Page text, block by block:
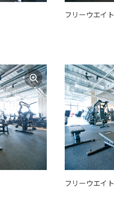
フリーウエイト
フリーウエイト